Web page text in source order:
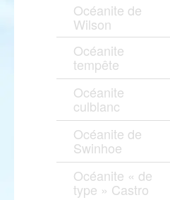
Océanite de
Wilson
Océanite
tempête
Océanite
culblanc
Océanite de
Swinhoe
Océanite « de
type » Castro